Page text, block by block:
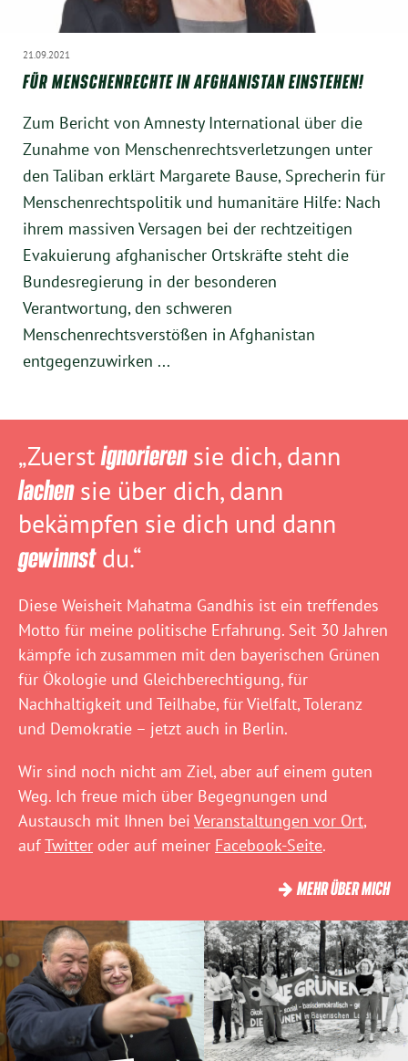
21.09.2021
FÜR MENSCHENRECHTE IN AFGHANISTAN EINSTEHEN!
Zum Bericht von Amnesty International über die
Zunahme von Menschenrechtsverletzungen unter
den Taliban erklärt Margarete Bause, Sprecherin für
Menschenrechtspolitik und humanitäre Hilfe: Nach
ihrem massiven Versagen bei der rechtzeitigen
Evakuierung afghanischer Ortskräfte steht die
Bundesregierung in der besonderen
Verantwortung, den schweren
Menschenrechtsverstößen in Afghanistan
entgegenzuwirken ...
„Zuerstignorierensie dich, dann
lachensie über dich, dann
bekämpfen sie dich und dann
gewinnstdu.“
Diese Weisheit Mahatma Gandhis ist ein treffendes
Motto für meine politische Erfahrung. Seit 30 Jahren
kämpfe ich zusammen mit den bayerischen Grünen
für Ökologie und Gleichberechtigung, für
Nachhaltigkeit und Teilhabe, für Vielfalt, Toleranz
und Demokratie – jetzt auch in Berlin.
Wir sind noch nicht am Ziel, aber auf einem guten
Weg. Ich freue mich über Begegnungen und
Austausch mit Ihnen bei Veranstaltungen vor Ort,
aufTwitter oder auf meiner Facebook-Seite.
MEHR ÜBER MICH